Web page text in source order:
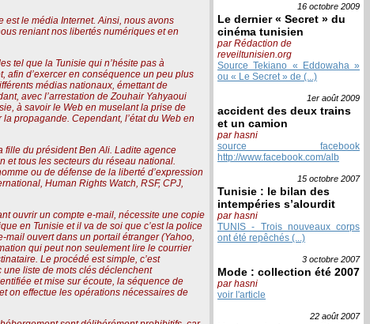
16 octobre 2009
Le dernier « Secret » du
cinéma tunisien
par Rédaction de
reveiltunisien.org
Source Tekiano « Eddowaha »
ou « Le Secret » de (...)
1er août2009
accident des deux trains
et un camion
par hasni
source facebook
http://www.facebook.com/alb
15 octobre 2007
Tunisie : le bilan des
intempéries s’alourdit
par hasni
TUNIS - Trois nouveaux corps
ont été repêchés (...)
3 octobre 2007
Mode : collection été 2007
par hasni
voir l'article
22 août2007
est le média Internet. Ainsi, nous avons
reniant nos libertés numériques et en
tel que la Tunisie qui n’hésite pas à
afin d’exercer en conséquence un peu plus
médias nationaux, émettant de
avec l’arrestation de Zouhair Yahyaoui
à savoir le Web en muselant la prise de
propagande. Cependant, l’état du Web en
fille du président Ben Ali. Ladite agence
et tous les secteurs du réseau national.
ou de défense de la liberté d’expression
Human Rights Watch, RSF, CPJ,
ouvrir un compte e-mail, nécessite une copie
en Tunisie et il va de soi que c’est la police
ouvert dans un portail étranger (Yahoo,
qui peut non seulement lire le courrier
Le procédé est simple, c’est
liste de mots clés déclenchent
et mise sur écoute, la séquence de
on effectue les opérations nécessaires de